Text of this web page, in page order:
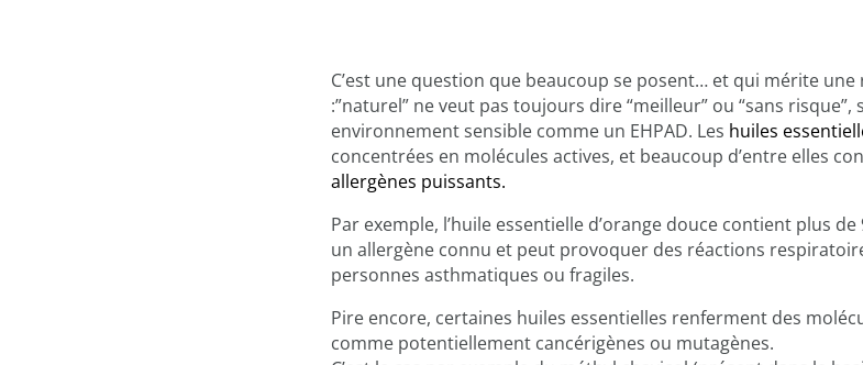
C’est une question que beaucoup se posent… et qui mérite une
:”naturel” ne veut pas toujours dire “meilleur” ou “sans
environnement sensible comme un EHPAD. Les huiles
concentrées en molécules actives, et beaucoup d’entre elles
allergènes puissants.
Par exemple, l’huile essentielle d’orange douce contient plus
un allergène connu et peut provoquer des réactions
personnes asthmatiques ou fragiles.
Pire encore, certaines huiles essentielles renferment des
comme potentiellement cancérigènes ou mutagènes.